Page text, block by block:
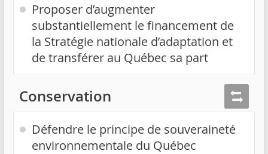
Proposer d’augmenter
substantiellement le financement de
la Stratégie nationale d’adaptation et
de transférer au Québec sa part
Conservation
Défendre le principe de souveraineté
environnementale du Québec